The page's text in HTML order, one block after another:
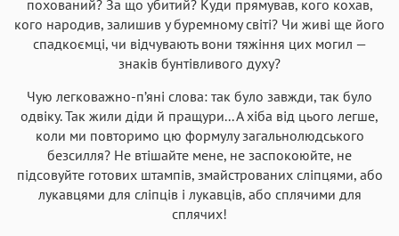
похований? За що убитий? Куди прямував, кого кохав,
кого народив, залишив у буремному світі? Чи живі ще його
спадкоємці, чи відчувають вони тяжіння цих могил —
знаків бунтівливого духу?
Чую легковажно-п’яні слова: так було завжди, так було
одвіку. Так жили діди й пращури... А хіба від цього легше,
коли ми повторимо цю формулу загальнолюдського
безсилля? Не втішайте мене, не заспокоюйте, не
підсовуйте готових штампів, змайстрованих сліпцями, або
лукавцями для сліпців і лукавців, або сплячими для
сплячих!